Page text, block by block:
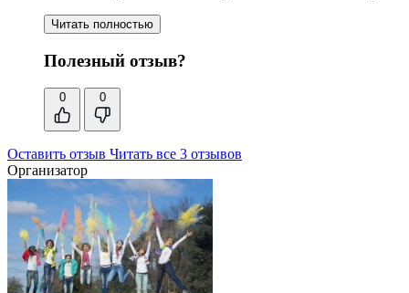
Читать полностью
Полезный отзыв?
0 0
Оставить отзыв Читать все 3 отзывов
Организатор